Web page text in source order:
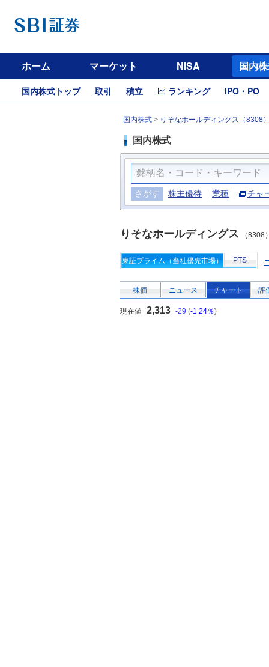
ホーム マーケット NISA 国内
国内株式トップ 取引 積立 ランキング IPO・PO
国内株式 > りそなホールディングス（8308
国内株式
さがす 株主優待 業種 チャ
りそなホールディングス （8308
東証プライム（当社優先市場） PTS
株価 ニュース チャート 評
現在値 2,313 -29 (-1.24％)